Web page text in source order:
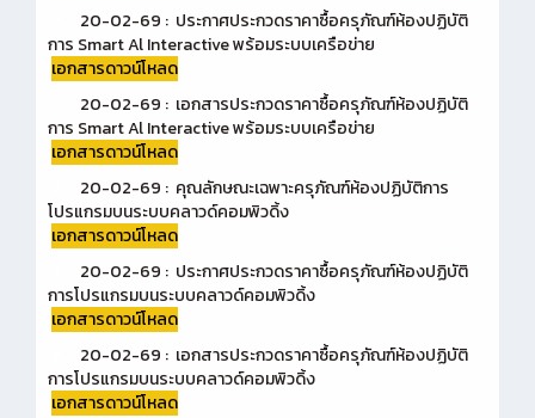
20-02-69 : ประกาศประกวดราคาซื้อครุภัณฑ์ห้องปฏิบัติ
การ Smart Al Interactive พร้อมระบบเครือข่าย
เอกสารดาวน์โหลด
20-02-69 : เอกสารประกวดราคาซื้อครุภัณฑ์ห้องปฏิบัติ
การ Smart Al Interactive พร้อมระบบเครือข่าย
เอกสารดาวน์โหลด
20-02-69 : คุณลักษณะเฉพาะครุภัณฑ์ห้องปฏิบัติการ
โปรแกรมบนระบบคลาวด์คอมพิวดิ้ง
เอกสารดาวน์โหลด
20-02-69 : ประกาศประกวดราคาซื้อครุภัณฑ์ห้องปฏิบัติ
การโปรแกรมบนระบบคลาวด์คอมพิวดิ้ง
เอกสารดาวน์โหลด
20-02-69 : เอกสารประกวดราคาซื้อครุภัณฑ์ห้องปฏิบัติ
การโปรแกรมบนระบบคลาวด์คอมพิวดิ้ง
เอกสารดาวน์โหลด